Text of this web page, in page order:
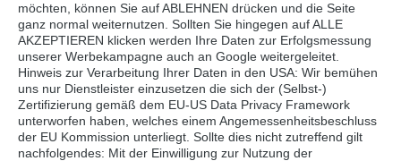
Reportage zum Engagment der BLF Gruppe
Zurück
möchten, können Sie auf ABLEHNEN drücken und die Seite
ganz normal weiternutzen. Sollten Sie hingegen auf ALLE
AKZEPTIEREN klicken werden Ihre Daten zur Erfolgsmessung
unserer Werbekampagne auch an Google weitergeleitet.
Hinweis zur Verarbeitung Ihrer Daten in den USA: Wir bemühen
uns nur Dienstleister einzusetzen die sich der (Selbst-)
Zertifizierung gemäß dem EU-US Data Privacy Framework
unterworfen haben, welches einem Angemessenheitsbeschluss
der EU Kommission unterliegt. Sollte dies nicht zutreffend gilt
nachfolgendes: Mit der Einwilligung zur Nutzung der